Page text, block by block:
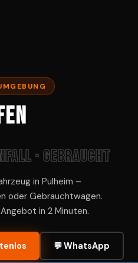
· Gebraucht
in Pulheim –
oder Gebrauchtwagen.
in 2 Minuten.
💬 WhatsApp